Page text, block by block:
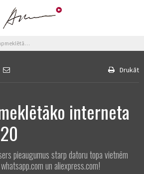
vietņu TOP 20
Drukāt
interneta
pieaugumus starp datoru topa vietnēm
un aliexpress.com!